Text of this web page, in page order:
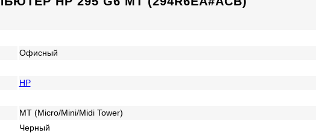
Офисный
HP
MT (Micro/Mini/Midi Tower)
Черный